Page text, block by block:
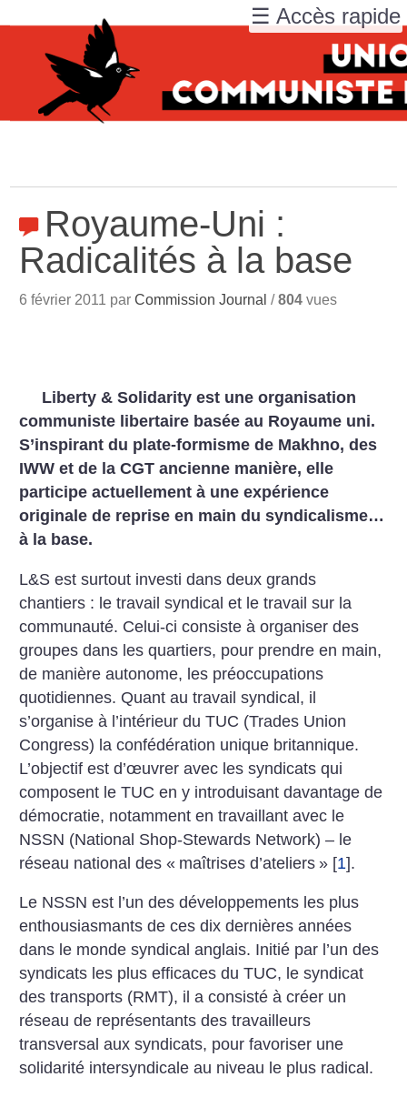
Royaume-Uni :
Radicalités à la base
6 février 2011 parCommission Journal /804 vues
Liberty & Solidarity est une organisation
communiste libertaire basée au Royaume uni.
S’inspirant du plate-formisme de Makhno, des
IWW et de la CGT ancienne manière, elle
participe actuellement à une expérience
originale de reprise en main du syndicalisme…
à la base.
L&S est surtout investi dans deux grands
chantiers : le travail syndical et le travail sur la
communauté. Celui-ci consiste à organiser des
groupes dans les quartiers, pour prendre en main,
de manière autonome, les préoccupations
quotidiennes. Quant au travail syndical, il
s’organise à l’intérieur du TUC (Trades Union
Congress) la confédération unique britannique.
L’objectif est d’œuvrer avec les syndicats qui
composent le TUC en y introduisant davantage de
démocratie, notamment en travaillant avec le
NSSN (National Shop-Stewards Network) – le
réseau national des « maîtrises d’ateliers » [1].
Le NSSN est l’un des développements les plus
enthousiasmants de ces dix dernières années
dans le monde syndical anglais. Initié par l’un des
syndicats les plus efficaces du TUC, le syndicat
des transports (RMT), il a consisté à créer un
réseau de représentants des travailleurs
transversal aux syndicats, pour favoriser une
solidarité intersyndicale au niveau le plus radical.
☰ Accès rapide